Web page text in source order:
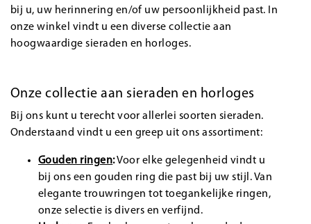
bij u, uw herinnering en/of uw persoonlijkheid past. In
onze winkel vindt u een diverse collectie aan
hoogwaardige sieraden en horloges.
Onze collectie aan sieraden en horloges
Bij ons kunt u terecht voor allerlei soorten sieraden.
Onderstaand vindt u een greep uit ons assortiment:
Gouden ringen:Voor elke gelegenheid vindt u
bij ons een gouden ring die past bij uw stijl. Van
elegante trouwringen tot toegankelijke ringen,
onze selectie is divers en verfijnd.